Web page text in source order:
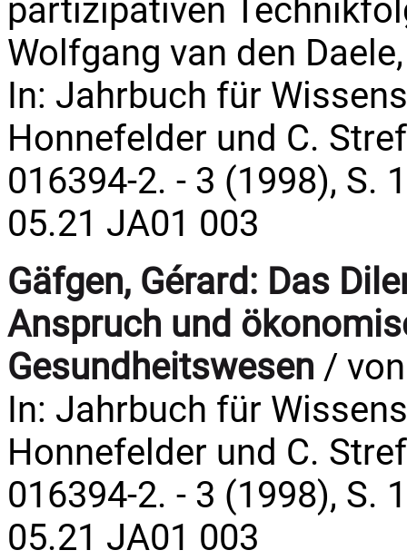
partizipativen
Wolfgang van den
In: Jahrbuch für
Honnefelder und C.
016394-2. - 3 (1998), S.
05.21 JA01 003
Gäfgen, Gérard: Das
Anspruch und
Gesundheitswesen /
In: Jahrbuch für
Honnefelder und C.
016394-2. - 3 (1998), S.
05.21 JA01 003